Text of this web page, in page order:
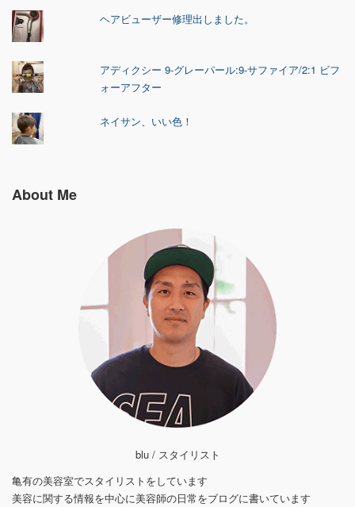
ヘアビューザー修理出しました。
アディクシー 9-グレーパール:9-サファイア/2:1 ビフ
ォーアフター
ネイサン、いい色！
About Me
blu / スタイリスト
亀有の美容室でスタイリストをしています
美容に関する情報を中心に美容師の日常をブログに書いています